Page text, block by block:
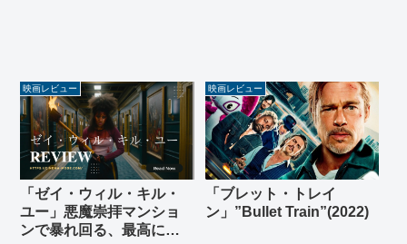
映画レビュー
「ゼイ・ウィル・キル・
ユー」悪魔崇拝マンショ
ンで暴れ回る、最高にバ
映画レビュー
「ブレット・トレイ
ン」”Bullet Train”(2022)